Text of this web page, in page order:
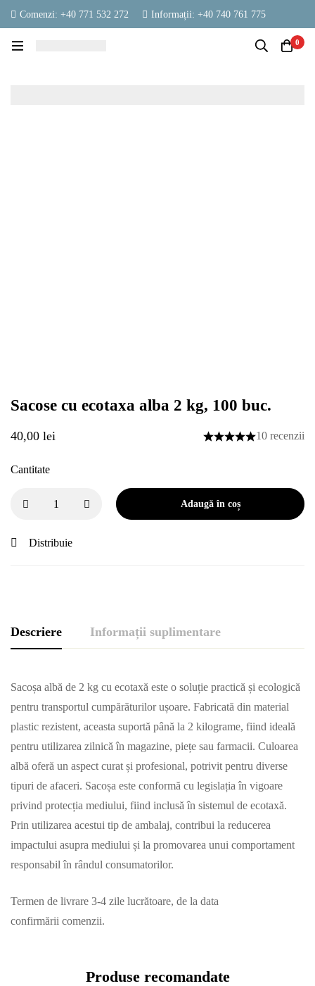
Comenzi: +40 771 532 272
Informații: +40 740 761 775
Sâmbătă: 06:00 - 13:00
0
Sacose cu ecotaxa alba 2 kg, 100 buc.
40,00 lei 10 recenzii
Cantitate
Adaugă în coș
Distribuie
Descriere Informații suplimentare
Sacoșa albă de 2 kg cu ecotaxă este o soluție practică și ecologică
pentru transportul cumpărăturilor ușoare. Fabricată din material
plastic rezistent, aceasta suportă până la 2 kilograme, fiind ideală
pentru utilizarea zilnică în magazine, piețe sau farmacii. Culoarea
albă oferă un aspect curat și profesional, potrivit pentru diverse
tipuri de afaceri. Sacoșa este conformă cu legislația în vigoare
privind protecția mediului, fiind inclusă în sistemul de ecotaxă.
Prin utilizarea acestui tip de ambalaj, contribui la reducerea
impactului asupra mediului și la promovarea unui comportament
responsabil în rândul consumatorilor.
Termen de livrare 3-4 zile lucrătoare, de la data
confirmării comenzii.
Produse recomandate